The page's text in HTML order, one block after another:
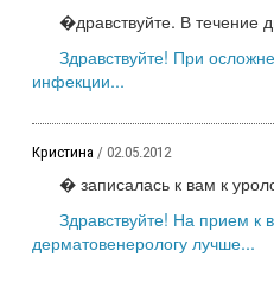
�дравствуйте. В течение
Здравствуйте! При
инфекции...
Кристина / 02.05.2012
� записалась к вам к
Здравствуйте! На прием к
дерматовенерологу лучше...